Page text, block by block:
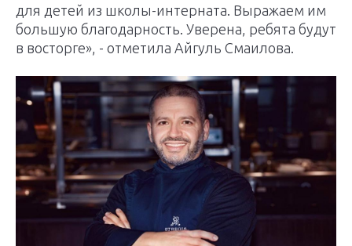
для детей из школы-интерната. Выражаем им
большую благодарность. Уверена, ребята будут
в восторге», - отметила Айгуль Смаилова.